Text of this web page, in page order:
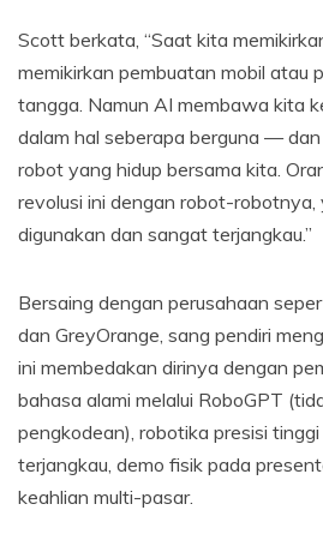
Scott berkata, “Saat kita
memikirkan pembuatan mobil atau
tangga. Namun AI membawa kita
dalam hal seberapa berguna —
robot yang hidup bersama kita.
revolusi ini dengan robot-
digunakan dan sangat terjangkau.”
Bersaing dengan perusahaan
dan GreyOrange, sang pendiri
ini membedakan dirinya dengan
bahasa alami melalui RoboGPT
pengkodean), robotika presisi
terjangkau, demo fisik pada
keahlian multi-pasar.